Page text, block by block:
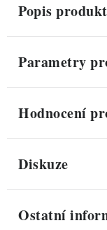
Popis
Parametry
Hodnocení
Diskuze
Ostatní